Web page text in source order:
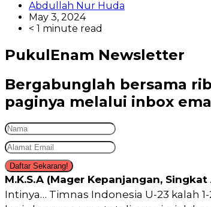
Abdullah Nur Huda
May 3, 2024
< 1 minute read
PukulEnam Newsletter
Bergabunglah bersama
paginya melalui inbox
Daftar Sekarang!
M.K.S.A (Mager Kepanjangan, Singkat
Intinya… Timnas Indonesia U-23 kalah